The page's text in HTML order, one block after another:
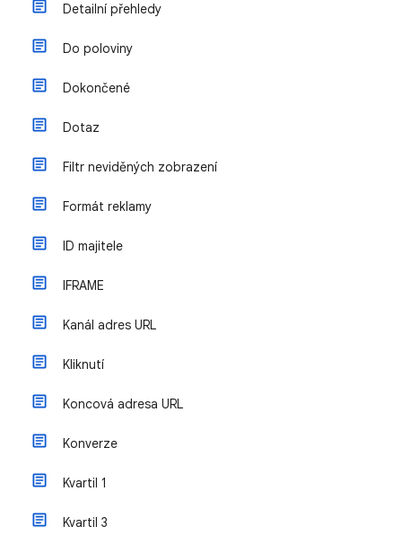
Detailní přehledy
Do poloviny
Dokončené
Dotaz
Filtr neviděných zobrazení
Formát reklamy
ID majitele
IFRAME
Kanál adres URL
Kliknutí
Koncová adresa URL
Konverze
Kvartil 1
Kvartil 3